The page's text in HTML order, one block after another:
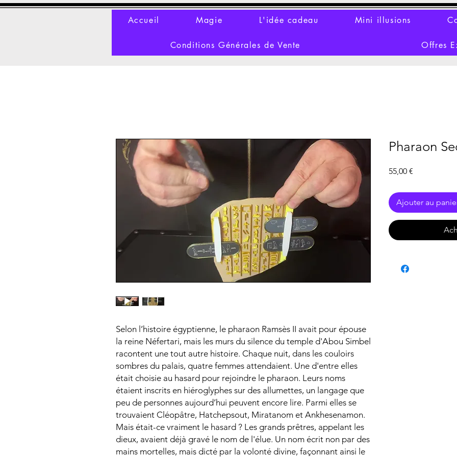
Accueil Magie L'idée cadeau Mini illusions
Conditions Générales de Vente Offres
Selon l’histoire égyptienne, le pharaon Ramsès II avait pour épouse
la reine Néfertari, mais les murs du silence du temple d'Abou Simbel
racontent une tout autre histoire. Chaque nuit, dans les couloirs
sombres du palais, quatre femmes attendaient. Une d'entre elles
était choisie au hasard pour rejoindre le pharaon. Leurs noms
étaient inscrits en hiéroglyphes sur des allumettes, un langage que
peu de personnes aujourd’hui peuvent encore lire. Parmi elles se
trouvaient Cléopâtre, Hatchepsout, Miratanom et Ankhesenamon.
Mais était-ce vraiment le hasard ? Les grands prêtres, appelant les
dieux, avaient déjà gravé le nom de l'élue. Un nom écrit non par des
mains mortelles, mais dicté par la volonté divine, façonnant ainsi le
Pharaon
55,00 €
Ajouter au